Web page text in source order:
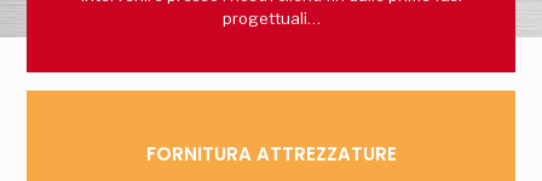
progettuali…
FORNITURA ATTREZZATURE